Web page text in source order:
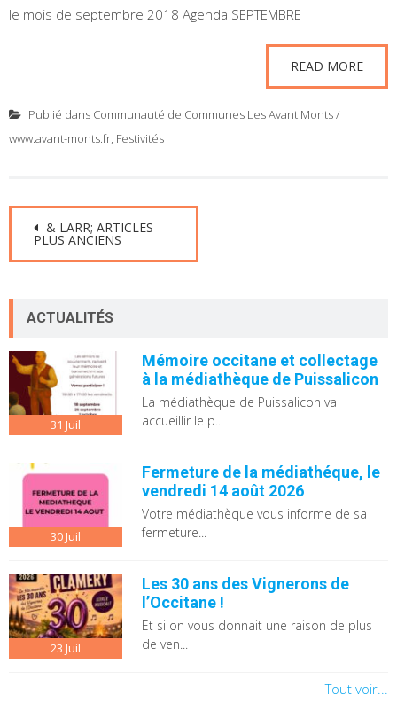
le mois de septembre 2018 Agenda SEPTEMBRE
READ MORE
Publié dans Communauté de Communes Les Avant Monts /
www.avant-monts.fr, Festivités
Navigation
des
& LARR; ARTICLES
PLUS ANCIENS
ACTUALITÉS
31 Juil
Mémoire occitane et collectage
à la médiathèque de Puissalicon
La médiathèque de Puissalicon va
accueillir le p...
30Juil
Fermeture de la médiathéque, le
vendredi 14 août 2026
Votre médiathèque vous informe de sa
fermeture...
23 Juil
Les 30 ans des Vignerons de
l’Occitane !
Et si on vous donnait une raison de plus
de ven...
Tout voir...